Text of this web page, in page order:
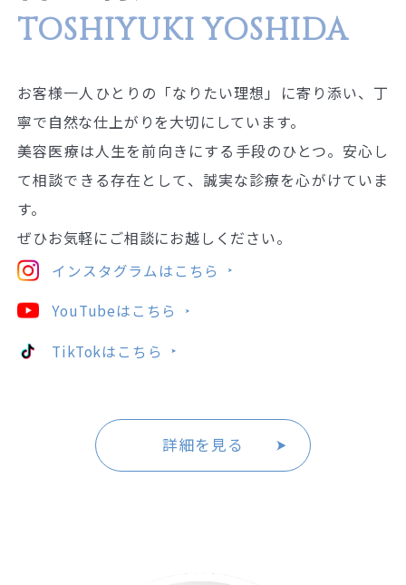
TOSHIYUKI YOSHIDA
お客様一人ひとりの「なりたい理想」に寄り添い、丁
寧で自然な仕上がりを大切にしています。
美容医療は人生を前向きにする手段のひとつ。安心し
て相談できる存在として、誠実な診療を心がけていま
す。
ぜひお気軽にご相談にお越しください。
インスタグラムはこちら
YouTubeはこちら
TikTokはこちら
詳細を見る